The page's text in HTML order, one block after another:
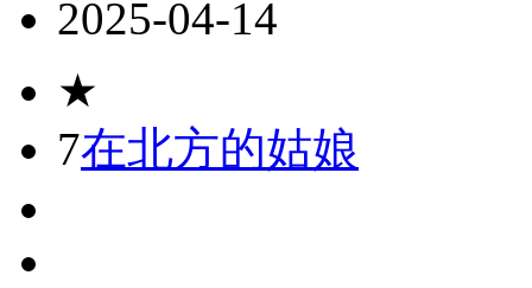
2025-04-14
★
7在北方的姑娘